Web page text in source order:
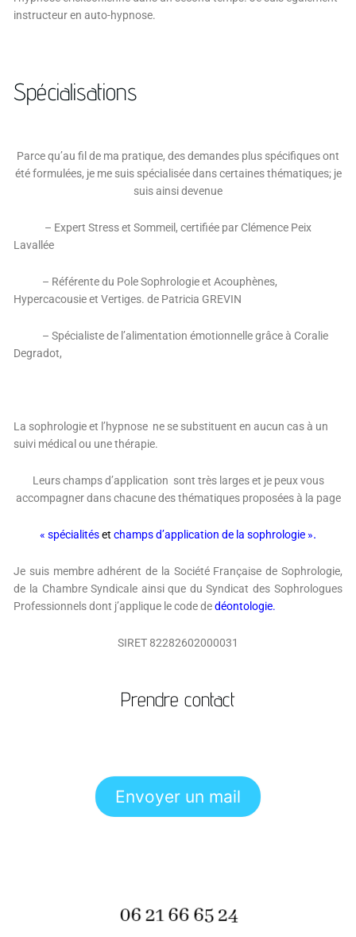
instructeur en auto-hypnose.
Spécialisations
Parce qu’au fil de ma pratique, des demandes plus spécifiques ont
été formulées, je me suis spécialisée dans certaines thématiques; je
suis ainsi devenue
– Expert Stress et Sommeil, certifiée par Clémence Peix
Lavallée
– Référente du Pole Sophrologie et Acouphènes,
Hypercacousie et Vertiges. de Patricia GREVIN
– Spécialiste de l’alimentation émotionnelle grâce à Coralie
Degradot,
La sophrologie et l’hypnose ne se substituent en aucun cas à un
suivi médical ou une thérapie.
Leurs champs d’application sont très larges et je peux vous
accompagner dans chacune des thématiques proposées à la page
« spécialitéset champs d’application de la sophrologie ».
Je suis membre adhérent de la Société Française de Sophrologie,
de la Chambre Syndicale ainsi que du Syndicat des Sophrologues
Professionnels dont j’applique le code de déontologie.
SIRET 82282602000031
Prendre contact
Envoyer un mail